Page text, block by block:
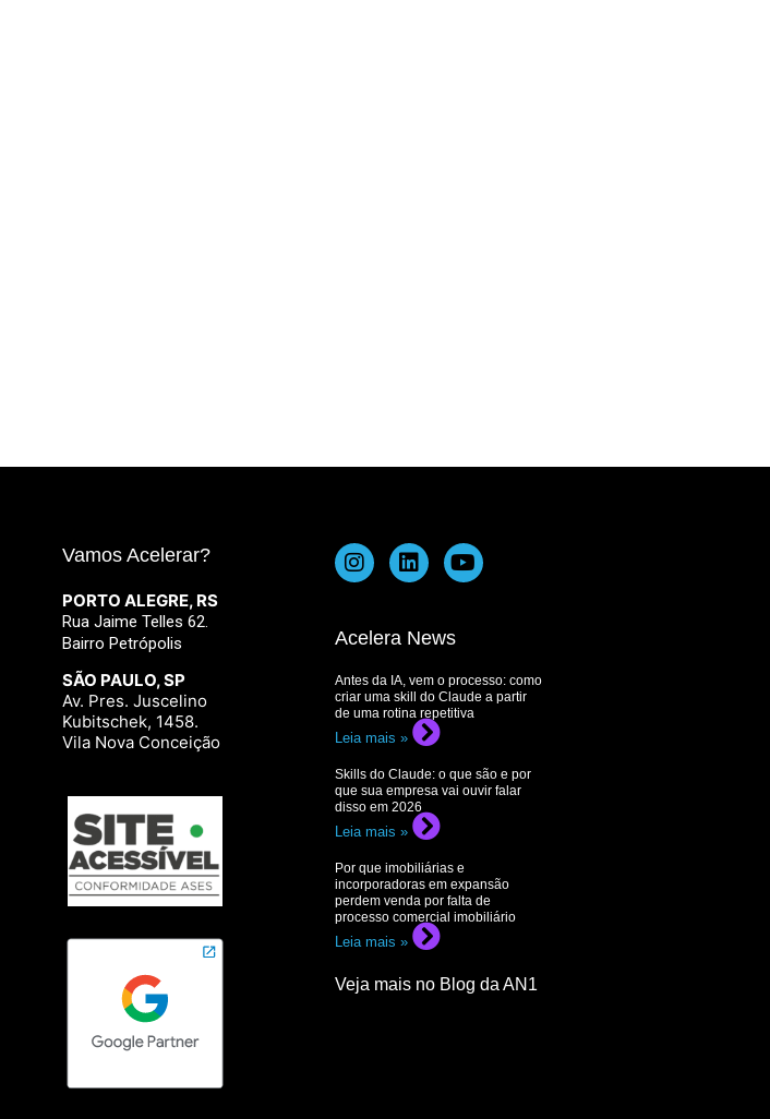
Vamos Acelerar?
PORTO ALEGRE, RS
Rua Jaime Telles 62.
Bairro Petrópolis
SÃO PAULO, SP
Av. Pres. Juscelino
Kubitschek, 1458.
Vila Nova Conceição
Acelera News
Antes da IA, vem o processo: como
criar uma skill do Claude a partir
de uma rotina repetitiva
Leia mais »
Skills do Claude: o que são e por
que sua empresa vai ouvir falar
disso em 2026
Leia mais »
Por que imobiliárias e
incorporadoras em expansão
perdem venda por falta de
processo comercial imobiliário
Leia mais »
Veja mais no Blog da AN1